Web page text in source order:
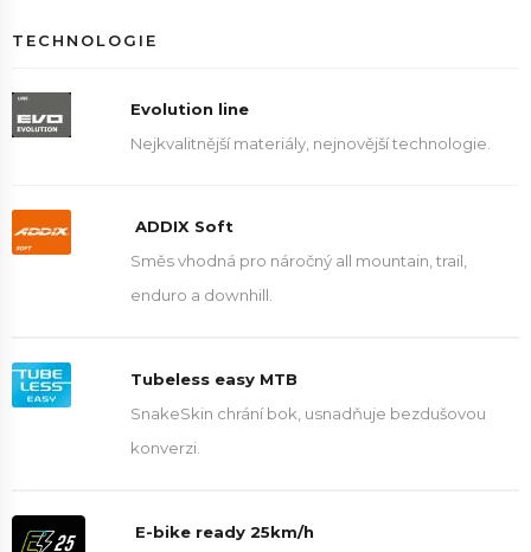
TECHNOLOGIE
Evolution line
Nejkvalitnější materiály, nejnovější technologie.
ADDIX Soft
Směs vhodná pro náročný all mountain, trail,
enduro a downhill.
Tubeless easy MTB
SnakeSkin chrání bok, usnadňuje bezdušovou
konverzi.
E-bike ready 25km/h